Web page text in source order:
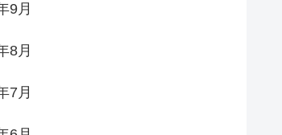
9月
8月
7月